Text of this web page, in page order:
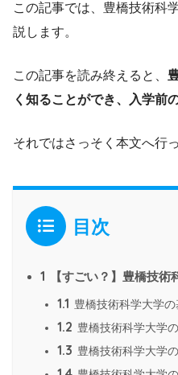
この記事では、豊橋技術科
説します。
この記事を読み終えると、
く知ることができ、入学前
それではさっそく本文へ行
目次
1 【すごい？】豊橋技術
1.1 豊橋技術科学大学
1.2 豊橋技術科学大学
1.3 豊橋技術科学大学